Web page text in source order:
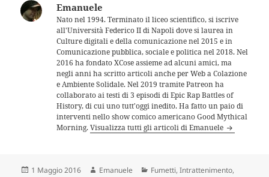
Emanuele
Nato nel 1994. Terminato il liceo scientifico, si iscrive
all'Università Federico II di Napoli dove si laurea in
Culture digitali e della comunicazione nel 2015 e in
Comunicazione pubblica, sociale e politica nel 2018. Nel
2016 ha fondato XCose assieme ad alcuni amici, ma
negli anni ha scritto articoli anche per Web a Colazione
e Ambiente Solidale. Nel 2019 tramite Patreon ha
collaborato ai testi di 3 episodi di Epic Rap Battles of
History, di cui uno tutt'oggi inedito. Ha fatto un paio di
interventi nello show comico americano Good Mythical
Morning.Visualizza tutti gli articoli di Emanuele
Scritto
1 Maggio 2016 Autore
Emanuele Categorie
Fumetti,Intrattenimento,